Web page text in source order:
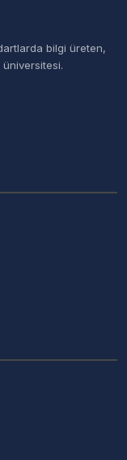
bilgi üreten,